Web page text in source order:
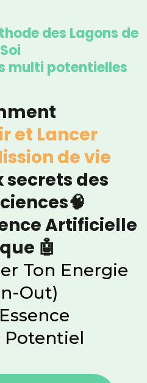
des Lagons de
Soi
multi potentielles
et Lancer
de vie
des
Artificielle
🤖
Ton Energie
Out)
Potentiel